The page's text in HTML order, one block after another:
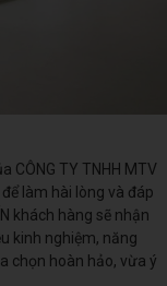
CÔNG TY TNHH MTV
làm hài lòng và đáp
khách hàng sẽ nhận
kinh nghiệm, năng
chọn hoàn hảo, vừa ý